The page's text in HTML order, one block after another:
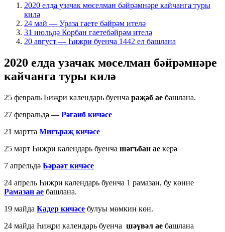
2020 елда узачак мөселман бәйрәмнәре кайчанга туры
килә
24 май — Ураза гаете бәйрәм ителә
31 июльдә Корбан гаетебәйрәм ителә
20 август — Һиҗри буенча 1442 ел башлана
2020 елда узачак мөселман бәйрәмнәре
кайчанга туры килә
25 февраль Һиҗри календарь буенча раҗәб ае башлана.
27 февральдә — Рәгаиб кичәсе
21 мартта Мигъраҗ кичәсе
25 март Һиҗри календарь буенча шәгъбан ае керә
7 апрельдә Бәраәт кичәсе
24 апрель Һиҗри календарь буенча 1 рамазан, бу көнне
Рамазан ае башлана.
19 майда Кадер кичәсе булуы мөмкин көн.
24 майда Һиҗри календарь буенча шәүвәл ае башлана